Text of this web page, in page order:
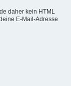
daher kein HTML
E-Mail-Adresse